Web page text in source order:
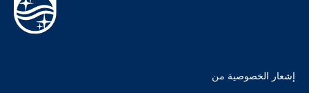
إشعار الخصوصية من